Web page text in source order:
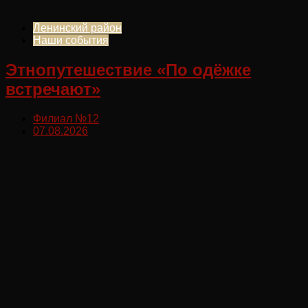
Ленинский район
Наши события
Этнопутешествие «По одёжке
встречают»
Филиал №12
07.08.2026